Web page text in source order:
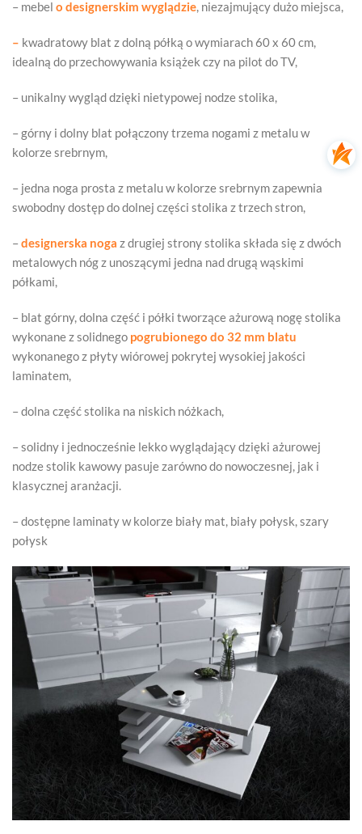
– mebel o designerskim wyglądzie, niezajmujący dużo miejsca,
– kwadratowy blat z dolną półką o wymiarach 60 x 60 cm,
idealną do przechowywania książek czy na pilot do TV,
– unikalny wygląd dzięki nietypowej nodze stolika,
– górny i dolny blat połączony trzema nogami z metalu w
kolorze srebrnym,
– jedna noga prosta z metalu w kolorze srebrnym zapewnia
swobodny dostęp do dolnej części stolika z trzech stron,
– designerska noga z drugiej strony stolika składa się z dwóch
metalowych nóg z unoszącymi jedna nad drugą wąskimi
półkami,
– blat górny, dolna część i półki tworzące ażurową nogę stolika
wykonane z solidnego pogrubionego do 32 mm blatu
wykonanego z płyty wiórowej pokrytej wysokiej jakości
laminatem,
– dolna część stolika na niskich nóżkach,
– solidny i jednocześnie lekko wyglądający dzięki ażurowej
nodze stolik kawowy pasuje zarówno do nowoczesnej, jak i
klasycznej aranżacji.
– dostępne laminaty w kolorze biały mat, biały połysk, szary
połysk